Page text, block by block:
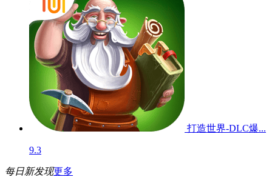
打造世界-DLC爆...
9.3
每日新发现更多